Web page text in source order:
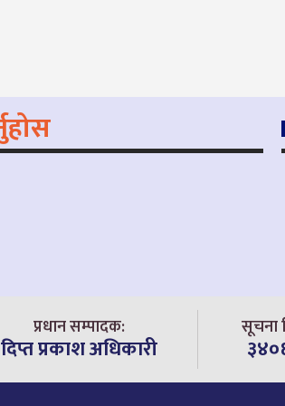
प्रधान सम्पादक:
दिप्त प्रकाश अधिकारी
सूचना